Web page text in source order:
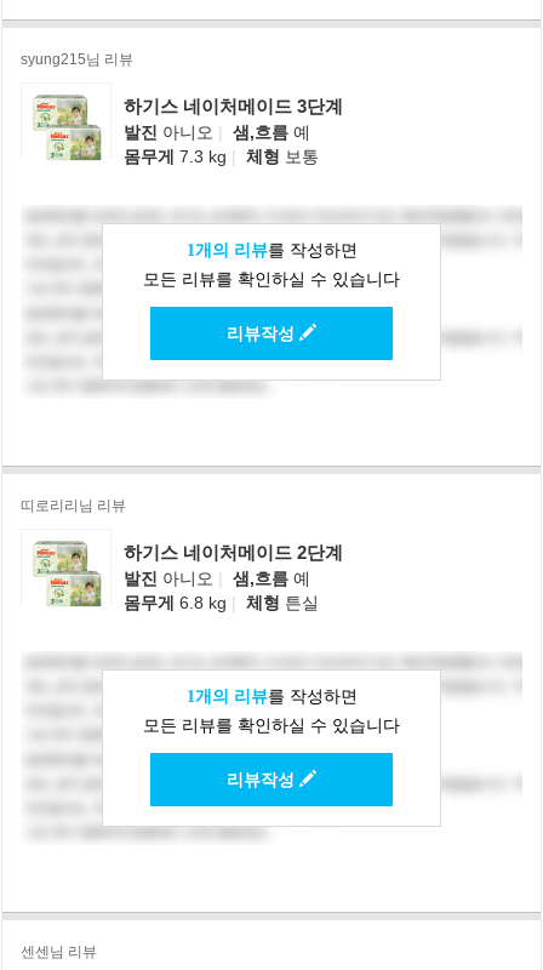
syung215님 리뷰
하기스 네이처메이드 3단계
발진 아니오 | 샘,흐름 예
몸무게 7.3 kg | 체형 보통
1개의 리뷰를 작성하면
모든 리뷰를 확인하실 수 있습니다
리뷰작성
띠로리리님 리뷰
하기스 네이처메이드 2단계
발진 아니오 | 샘,흐름 예
몸무게 6.8 kg | 체형 튼실
1개의 리뷰를 작성하면
모든 리뷰를 확인하실 수 있습니다
리뷰작성
센센님 리뷰